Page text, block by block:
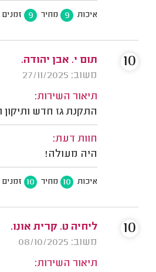
איכות 9 מחיר 9 זמנים
תום י. אבן יהודה.
משוב: 27/11/2025
תיאור השירות:
התקנת גז חדש ותיקון
חוות דעת:
היה מעולה!
איכות 10 מחיר 10 זמנים
10
ליחיה ט. קרית אונו.
משוב: 08/10/2025
תיאור השירות:
10